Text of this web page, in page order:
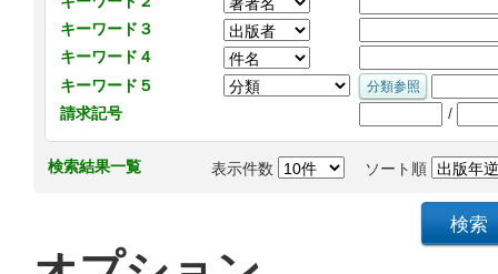
キーワード３
キーワード４
キーワード５
請求記号
/
検索結果一覧 表示件数 ソート順